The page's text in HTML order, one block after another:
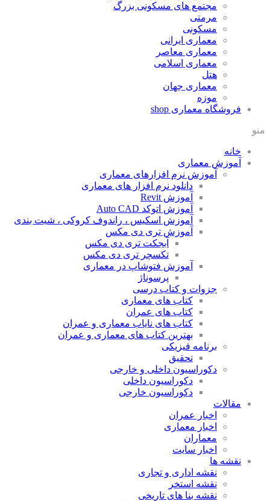
مجتمع های مسکونی بزرگ
مرمتی
مسکونی
معماری ایرانی
معماری معاصر
معماری اسلامی
هتل
معماری جهان
موزه
فروشگاه معماری shop
منو
خانه
آموزش معماری
آموزش نرم افزارهای معماری
دانلود نرم افزار های معماری
آموزش Revit
آموزش اتوکد Auto CAD
آموزش اسکیس ، راندوف کروکی ، شیت بندی
آموزش تری دی مکس
آبجکت تری دی مکس
تکسچر تری دی مکس
آموزش فتوشاپ در معماری
پرسوناژ
جزوات و کتاب درسی
کتاب های معماری
کتاب های عمران
کتاب های نایاب معماری و عمران
بهترین کتاب های معماری و عمران
برنامه فیزیکی
تحقیق
دکوراسیون داخلی و خارجی
دکوراسیون داخلی
دکوراسیون خارجی
مقالات
اخبار عمران
اخبار معماری
معماران
اخبار سایت
نقشه ها
نقشه اداری و تجاری
نقشه استخر
نقشه بنا های تاریخی